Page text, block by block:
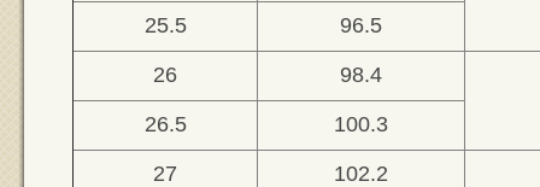
25.5 96.5
26 98.4
26.5 100.3
27 102.2